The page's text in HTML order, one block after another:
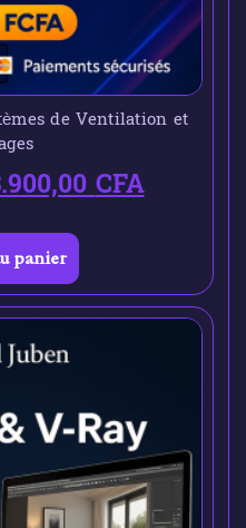
de Ventilation et
CFA
panier